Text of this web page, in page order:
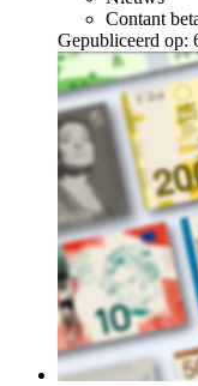
Contant
Gepubliceerd op: